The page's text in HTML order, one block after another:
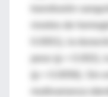
transfusión
niveles de
0.0001), la
(p = 0.0056). Sin
multivarianza